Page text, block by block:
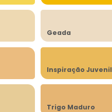
Geada
Inspiração Juvenil
Trigo Maduro